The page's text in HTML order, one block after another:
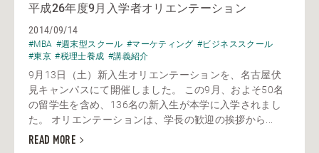
平成26年度9月入学者オリエンテーション
2014/09/14
#MBA #週末型スクール #マーケティング #ビジネススクール
#東京 #税理士養成 #講義紹介
9月13日（土）新入生オリエンテーションを、名古屋伏
見キャンパスにて開催しました。 この9月、およそ50名
の留学生を含め、136名の新入生が本学に入学されまし
た。 オリエンテーションは、学長の歓迎の挨拶から...
READ MORE